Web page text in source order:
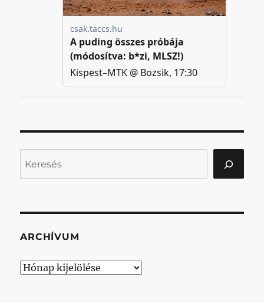
ARCHÍVUM
Archívum